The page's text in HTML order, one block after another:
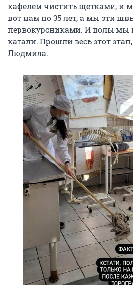
кафелем чистить щетками, и
вот нам по 35 лет, а мы эти
первокурсниками. И полы мы
катали. Прошли весь этот
Людмила.